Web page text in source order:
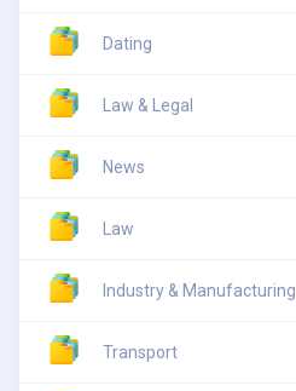
Dating
Law & Legal
News
Law
Industry & Manufacturing
Transport